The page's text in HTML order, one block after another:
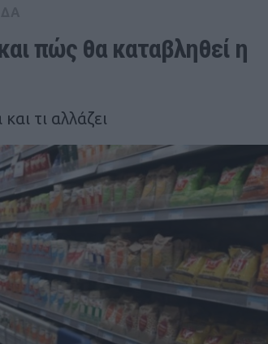
πώς θα καταβληθεί η
τι αλλάζει